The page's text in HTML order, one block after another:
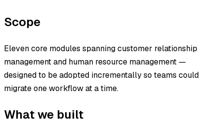
Scope
Eleven core modules spanning customer relationship
management and human resource management —
designed to be adopted incrementally so teams could
migrate one workflow at a time.
What we built